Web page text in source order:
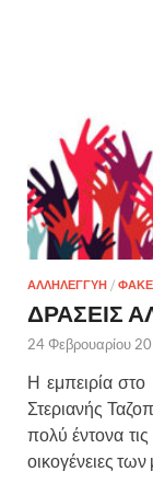
ΑΛΛΗΛΕΓΓΥΗ /
ΔΡΑΣΕΙΣ
24 Φεβρουαρίου
Η εμπειρία
Στεριανής
πολύ έντονα
οικογένειες